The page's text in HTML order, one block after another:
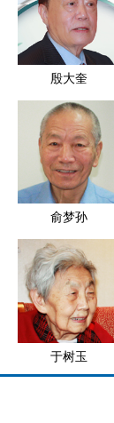
殷大奎
俞梦孙
于树玉